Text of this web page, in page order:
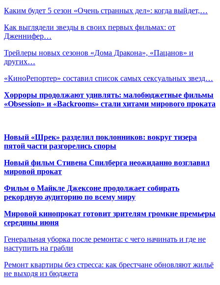
Каким будет 5 сезон «Очень странных дел»: когда выйдет,…
Как выглядели звезды в своих первых фильмах: от
Дженнифер…
Трейлеры новых сезонов «Дома Дракона», «Пацанов» и
других…
«КиноРепортер» составил список самых сексуальных звезд…
Хорроры продолжают удивлять: малобюджетные фильмы
«Obsession» и «Backrooms» стали хитами мирового проката
Новый «Шрек» разделил поклонников: вокруг тизера
пятой части разгорелись споры
Новый фильм Стивена Спилберга неожиданно возглавил
мировой прокат
Фильм о Майкле Джексоне продолжает собирать
рекордную аудиторию по всему миру
Мировой кинопрокат готовит зрителям громкие премьеры
середины июня
Генеральная уборка после ремонта: с чего начинать и где не
наступить на грабли
Ремонт квартиры без стресса: как брестчане обновляют жильё
не выходя из бюджета